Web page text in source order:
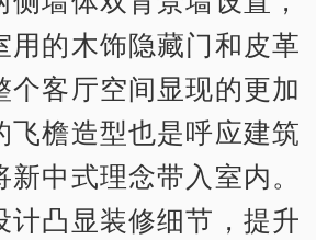
用的木饰隐藏门和皮革
个客厅空间显现的更加
飞檐造型也是呼应建筑
中式理念带入室内。
计凸显装修细节，提升